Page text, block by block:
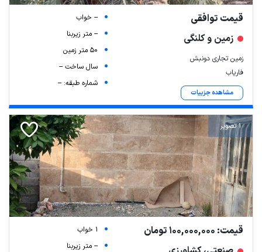
قیمت توافقی
زمین و کلنگی
زمین تجاری دونبش
فاریاب
مشاهده جزییات
-- خواب
-- متر زیربنا
50 متر زمین
سال ساخت --
شماره طبقه: --
1 تصویر
قیمت: 100,000,000 تومان
1 خواب
-- متر زیربنا